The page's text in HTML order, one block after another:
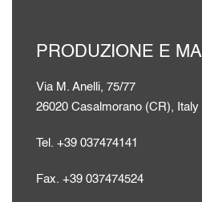
PRODUZIONE E
Via M. Anelli, 75/77
26020 Casalmorano (CR), Italy
Tel. +39 037474141
Fax. +39 037474524